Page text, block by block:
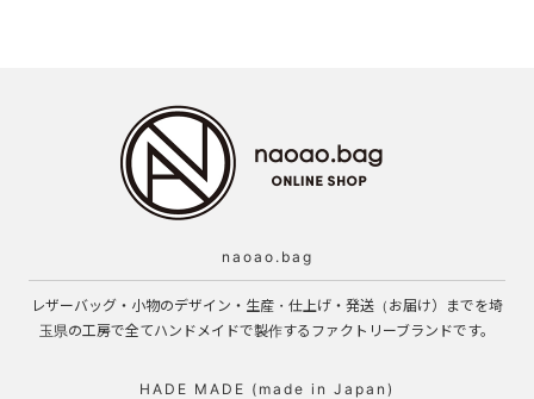
naoao.bag
レザーバッグ・小物のデザイン・生産・仕上げ・発送（お届け）までを埼
玉県の工房で全てハンドメイドで製作するファクトリーブランドです。
HADE MADE (made in Japan)